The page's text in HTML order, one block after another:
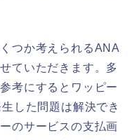
つか考えられるANA
ていただきます。多
考にするとワッピー
した問題は解決でき
のサービスの支払画